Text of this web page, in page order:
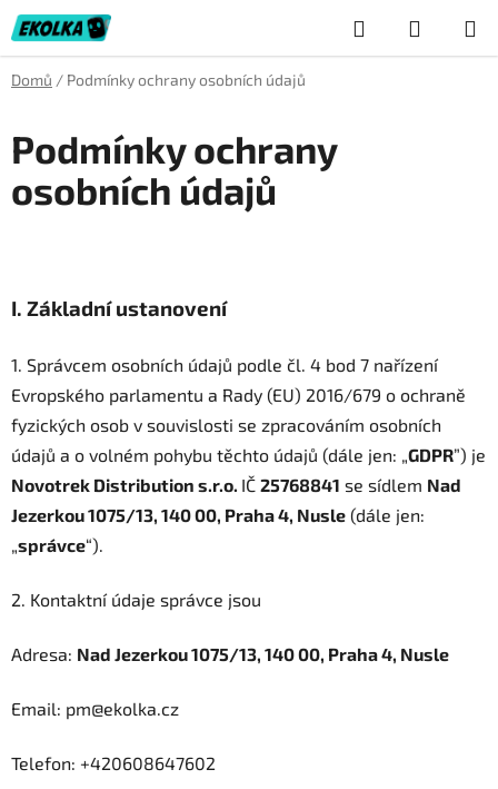
Přejít
na
obsah
Hledat
KOŠÍK
Domů / Podmínky ochrany osobních údajů
Podmínky ochrany
osobních údajů
I. Základní ustanovení
1. Správcem osobních údajů podle čl. 4 bod 7 nařízení
Evropského parlamentu a Rady (EU) 2016/679 o ochraně
fyzických osob v souvislosti se zpracováním osobních
údajů a o volném pohybu těchto údajů (dále jen: „ GDPR”) je
Novotrek Distribution s.r.o. IČ 25768841 se sídlem Nad
Jezerkou 1075/13, 140 00, Praha 4, Nusle (dále jen:
správce“).
2. Kontaktní údaje správce jsou
Adresa: Nad Jezerkou 1075/13, 140 00, Praha 4, Nusle
Email: pm@ekolka.cz
Telefon: +420608647602